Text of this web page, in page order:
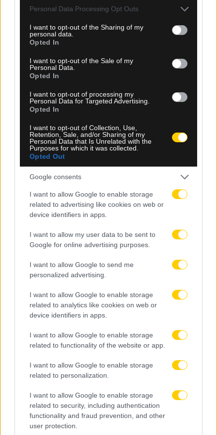
Please note that this website/app uses one or more Google
not limited to your visit or usage behaviour. You may click to
grant or deny consent to Google and its third-party tags to
use your data for below specified purposes in below Google
consent section.
Personal Data Processing Opt Outs
I want to opt-out of the Sharing of my
personal data.
Opted In
I want to opt-out of the Sale of my
Personal Data.
Opted In
I want to opt-out of processing my
Personal Data for Targeted Advertising.
Opted In
I want to opt-out of Collection, Use,
Retention, Sale, and/or Sharing of my
Personal Data that Is Unrelated with the
Purposes for which it was collected.
Opted Out
Google consents
I want to allow Google to enable storage
related to advertising like cookies on web or
device identifiers in apps.
I want to allow my user data to be sent to
Google for online advertising purposes.
I want to allow Google to send me
personalized advertising.
I want to allow Google to enable storage
related to analytics like cookies on web or
device identifiers in apps.
I want to allow Google to enable storage
related to functionality of the website or app.
I want to allow Google to enable storage
related to personalization.
I want to allow Google to enable storage
related to security, including authentication
functionality and fraud prevention, and other
user protection.
10.08.2026, 23:00
Άρτα: 16χρονος έπεσε σε γκρεμό μετά από
τροχαίο – Επιχείρηση απεγκλωβισμού